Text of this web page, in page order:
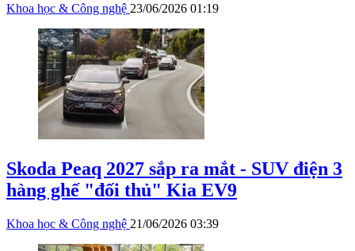
Khoa học & Công nghệ 23/06/2026 01:19
Skoda Peaq 2027 sắp ra mắt - SUV điện 3
hàng ghế "đối thủ" Kia EV9
Khoa học & Công nghệ 21/06/2026 03:39